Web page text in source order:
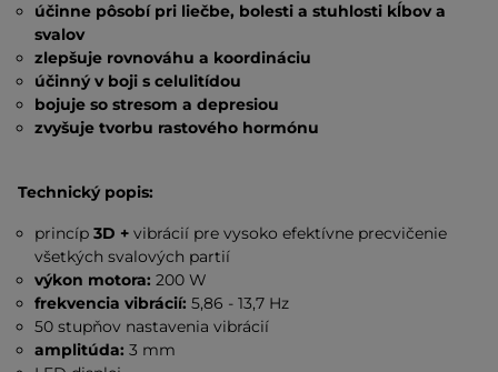
účinne pôsobí pri liečbe, bolesti a stuhlosti kĺbov a
svalov
zlepšuje rovnováhu a koordináciu
účinný v boji s celulitídou
bojuje so stresom a depresiou
zvyšuje tvorbu rastového hormónu
Technický popis:
princíp3D + vibrácií pre vysoko efektívne precvičenie
všetkých svalových partií
výkon motora: 200 W
frekvencia vibrácií: 5,86 - 13,7 Hz
50 stupňov nastavenia vibrácií
amplitúda: 3 mm